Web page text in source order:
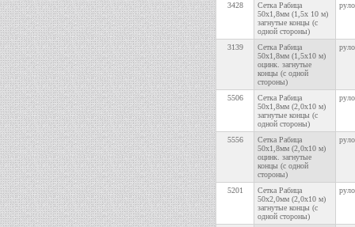
3428
Сетка Рабица
50х1,8мм (1,5х 10 м)
загнутые концы (с
одной стороны)
3139
Сетка Рабица
50х1,8мм (1,5х10 м)
оцинк. загнутые
концы (с одной
стороны)
5506
Сетка Рабица
50х1,8мм (2,0х10 м)
загнутые концы (с
одной стороны)
5556
Сетка Рабица
50х1,8мм (2,0х10 м)
оцинк. загнутые
концы (с одной
стороны)
5201
Сетка Рабица
50х2,0мм (2,0х10 м)
загнутые концы (с
одной стороны)